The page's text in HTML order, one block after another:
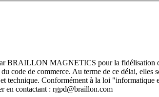
BRAILLON MAGNETICS pour la fidélisation
code de commerce. Au terme de ce délai,
technique. Conformément à la loi
en contactant : rgpd@braillon.com